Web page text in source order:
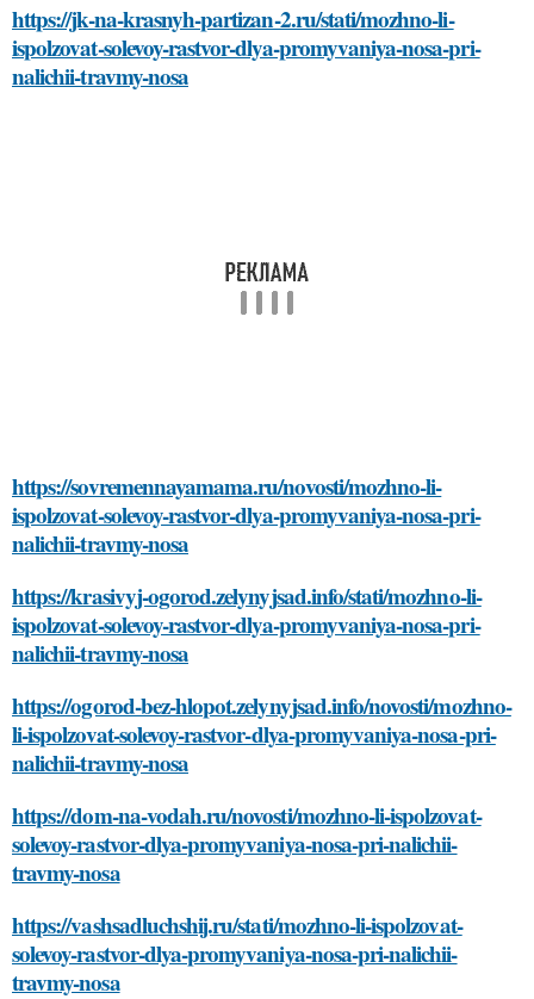
https://jk-na-krasnyh-partizan-2.ru/stati/mozhno-li-
ispolzovat-solevoy-rastvor-dlya-promyvaniya-nosa-pri-
nalichii-travmy-nosa
https://sovremennayamama.ru/novosti/mozhno-li-
ispolzovat-solevoy-rastvor-dlya-promyvaniya-nosa-pri-
nalichii-travmy-nosa
https://krasivyj-ogorod.zelynyjsad.info/stati/mozhno-li-
ispolzovat-solevoy-rastvor-dlya-promyvaniya-nosa-pri-
nalichii-travmy-nosa
https://ogorod-bez-hlopot.zelynyjsad.info/novosti/mozhno-
li-ispolzovat-solevoy-rastvor-dlya-promyvaniya-nosa-pri-
nalichii-travmy-nosa
https://dom-na-vodah.ru/novosti/mozhno-li-ispolzovat-
solevoy-rastvor-dlya-promyvaniya-nosa-pri-nalichii-
travmy-nosa
https://vashsadluchshij.ru/stati/mozhno-li-ispolzovat-
solevoy-rastvor-dlya-promyvaniya-nosa-pri-nalichii-
travmy-nosa